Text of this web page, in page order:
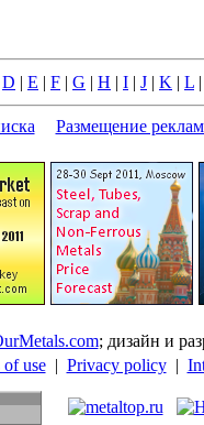
D | E | F | G | H | I | J | K | L
Размещение
; дизайн и
of use| Privacy policy|